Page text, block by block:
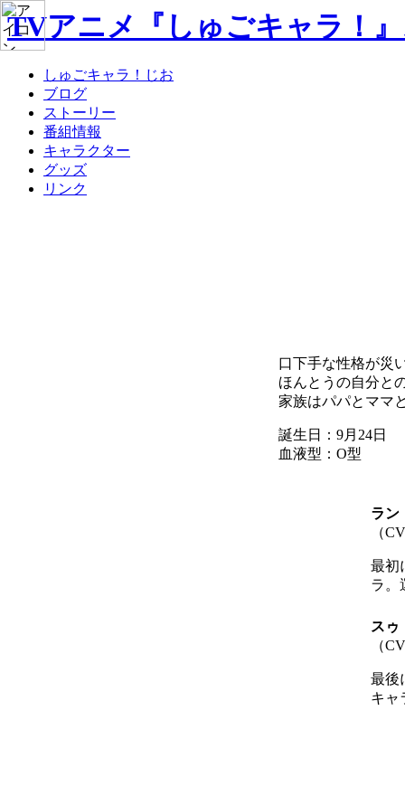
TVアニメ『しゅごキャラ！
しゅごキャラ！じお
ブログ
ストーリー
番組情報
キャラクター
グッズ
リンク
口下手な性格が災
ほんとうの自分と
家族はパパとママ
誕生日：9月24日
血液型：O型
ラン
（
最初
ラ。
スゥ
（
最後
キャ